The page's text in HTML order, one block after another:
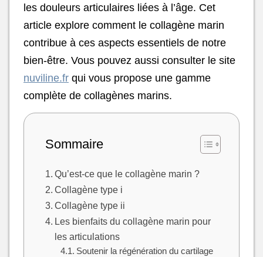
les douleurs articulaires liées à l’âge. Cet
article explore comment le collagène marin
contribue à ces aspects essentiels de notre
bien-être. Vous pouvez aussi consulter le site
nuviline.fr qui vous propose une gamme
complète de collagènes marins.
Sommaire
Qu’est-ce que le collagène marin ?
Collagène type i
Collagène type ii
Les bienfaits du collagène marin pour
les articulations
Soutenir la régénération du cartilage